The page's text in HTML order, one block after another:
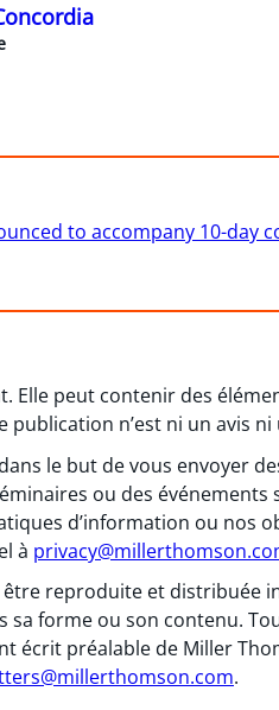
to accompany 10-day
peut contenir des
n’est ni un avis
le but de vous envoyer
ou des événements
d’information ou nos
à
être reproduite et distribuée
sa forme ou son contenu.
préalable de Miller
.